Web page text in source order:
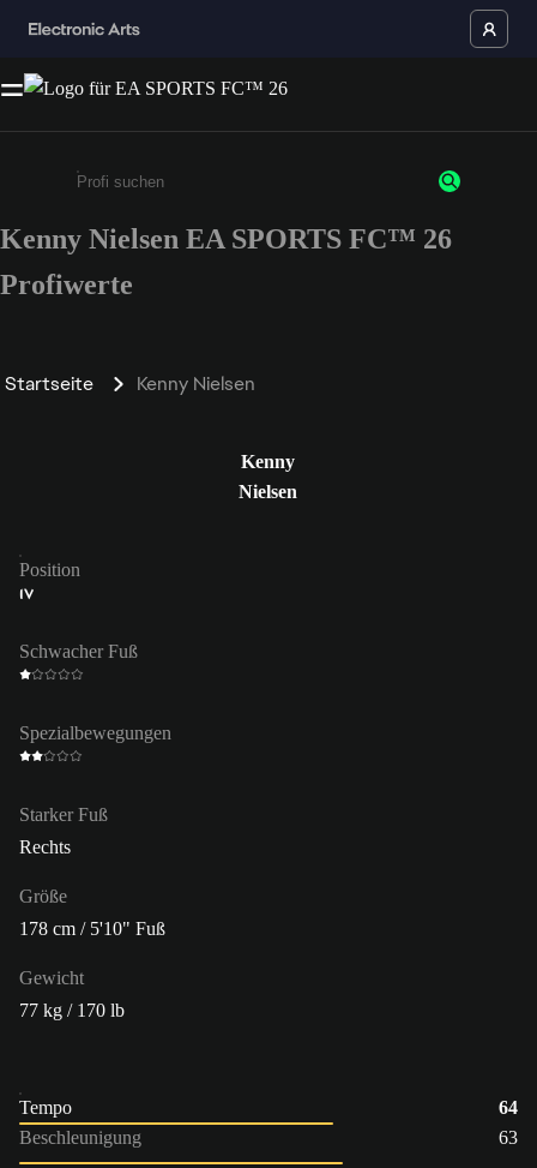
Gib mindestens 3 Zeichen oder Ziffern ein
Kenny Nielsen EA SPORTS FC™ 26
Profiwerte
Startseite Kenny Nielsen
Kenny
Nielsen
Position
IV
Schwacher Fuß
Spezialbewegungen
Starker Fuß
Rechts
Größe
178 cm / 5'10" Fuß
Gewicht
77 kg / 170 lb
Tempo
64
Beschleunigung
63